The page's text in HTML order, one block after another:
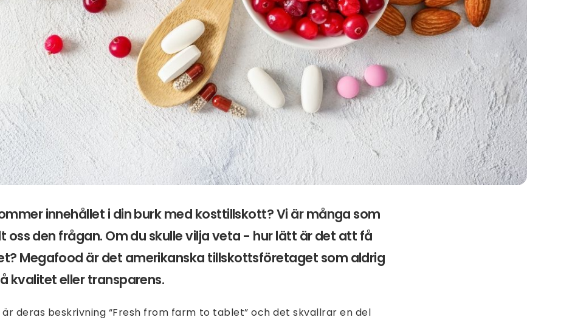
innehållet i din burk med kosttillskott? Vi är många som
oss den frågan. Om du skulle vilja veta - hur lätt är det att få
Megafood är det amerikanska tillskottsföretaget som aldrig
kvalitet eller transparens.
är deras beskrivning “Fresh from farm to tablet” och det skvallrar en del